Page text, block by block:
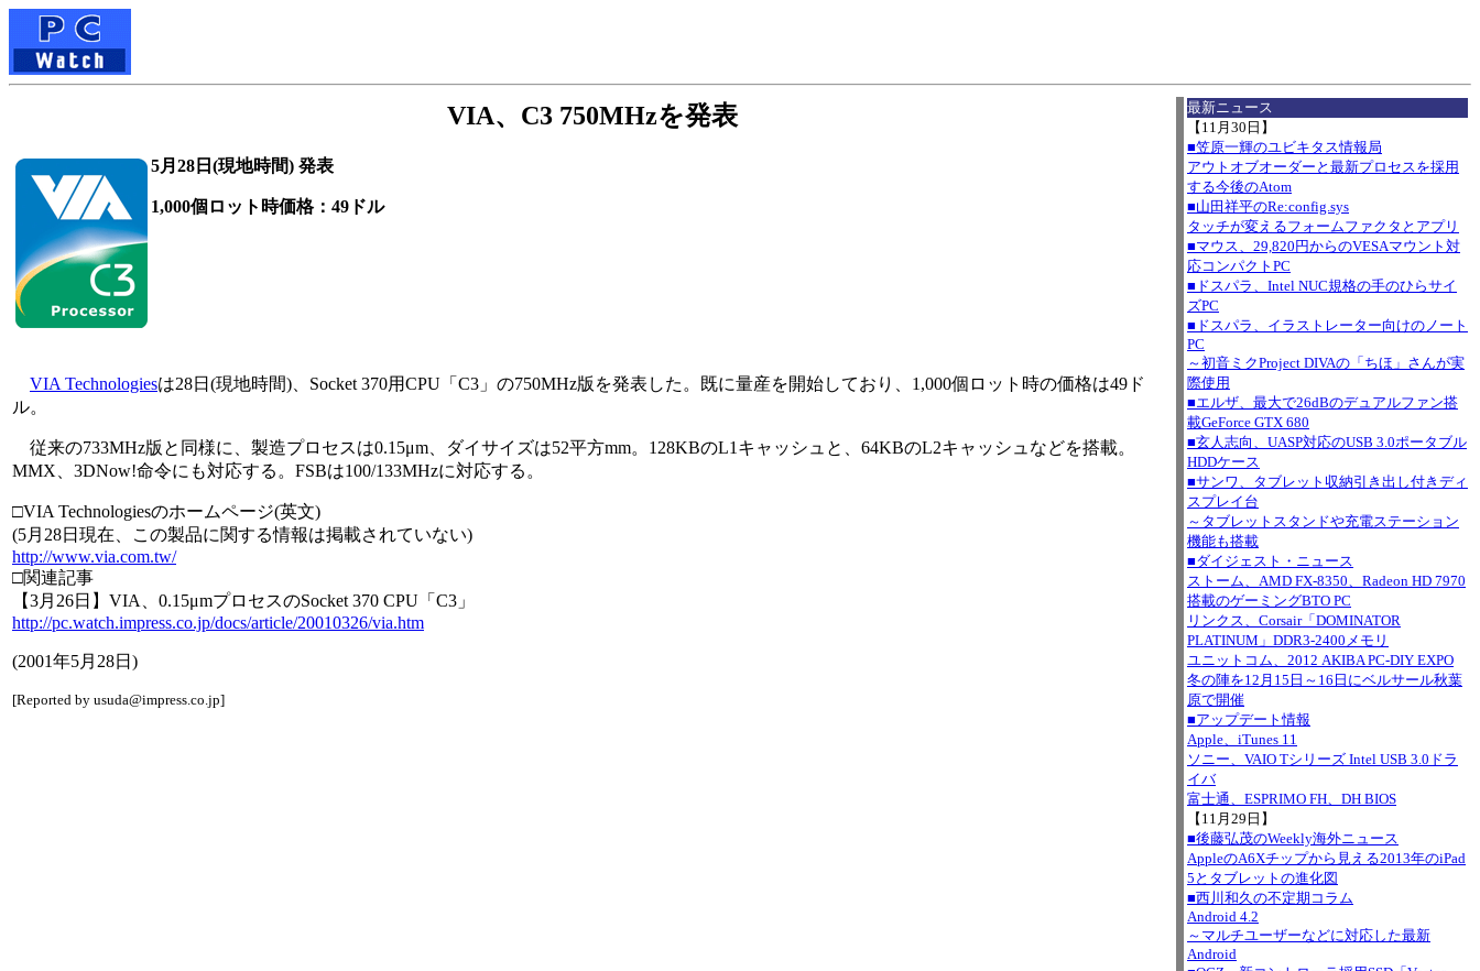
VIA、C3 750MHzを発表
5月28日(現地時間) 発表
1,000個ロット時価格：49ドル
VIA Technologiesは28日(現地時間)、Socket 370用CPU「C3」の750MHz版を発表した。既に量産を開始しており、1,000個ロット時の価格は49ド
ル。
従来の733MHz版と同様に、製造プロセスは0.15μm、ダイサイズは52平方mm。128KBのL1キャッシュと、64KBのL2キャッシュなどを搭載。
MMX、3DNow!命令にも対応する。FSBは100/133MHzに対応する。
□VIA Technologiesのホームページ(英文)
(5月28日現在、この製品に関する情報は掲載されていない)
http://www.via.com.tw/
□関連記事
【3月26日】VIA、0.15μmプロセスのSocket 370 CPU「C3」
http://pc.watch.impress.co.jp/docs/article/20010326/via.htm
(2001年5月28日)
[Reported by usuda@impress.co.jp]
最新ニュース
【11月30日】
■笠原一輝のユビキタス情報局
アウトオブオーダーと最新プロセスを採用
する今後のAtom
■山田祥平のRe:config.sys
タッチが変えるフォームファクタとアプリ
■マウス、29,820円からのVESAマウント対
応コンパクトPC
■ドスパラ、Intel NUC規格の手のひらサイ
ズPC
■ドスパラ、イラストレーター向けのノート
PC
～初音ミクProject DIVAの「ちほ」さんが実
際使用
■エルザ、最大で26dBのデュアルファン搭
載GeForce GTX 680
■玄人志向、UASP対応のUSB 3.0ポータブル
HDDケース
■サンワ、タブレット収納引き出し付きディ
スプレイ台
～タブレットスタンドや充電ステーション
機能も搭載
■ダイジェスト・ニュース
ストーム、AMD FX-8350、Radeon HD 7970
搭載のゲーミングBTO PC
リンクス、Corsair「DOMINATOR
PLATINUM」DDR3-2400メモリ
ユニットコム、2012 AKIBA PC-DIY EXPO
冬の陣を12月15日～16日にベルサール秋葉
原で開催
■アップデート情報
Apple、iTunes 11
ソニー、VAIO Tシリーズ Intel USB 3.0ドラ
イバ
富士通、ESPRIMO FH、DH BIOS
【11月29日】
■後藤弘茂のWeekly海外ニュース
AppleのA6Xチップから見える2013年のiPad
5とタブレットの進化図
■西川和久の不定期コラム
Android 4.2
～マルチユーザーなどに対応した最新
Android